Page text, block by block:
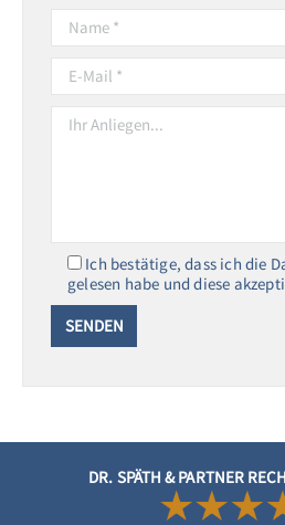
Ich bestätige, dass ich die
gelesen habe und diese
DR. SPÄTH & PARTNER